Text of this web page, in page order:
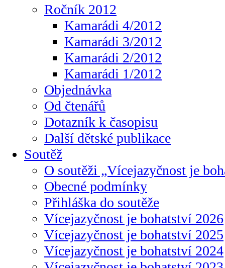
Ročník 2012
Kamarádi 4/2012
Kamarádi 3/2012
Kamarádi 2/2012
Kamarádi 1/2012
Objednávka
Od čtenářů
Dotazník k časopisu
Další dětské publikace
Soutěž
O soutěži „Vícejazyčnost je
Obecné podmínky
Přihláška do soutěže
Vícejazyčnost je bohatství 2026
Vícejazyčnost je bohatství 2025
Vícejazyčnost je bohatství 2024